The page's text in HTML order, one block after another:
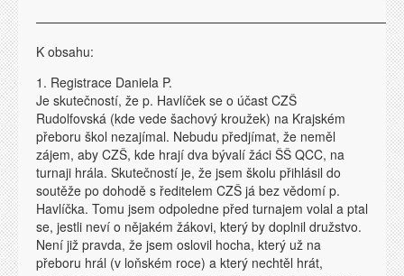
K obsahu:
1. Registrace Daniela P.
Je skutečností, že p. Havlíček se o účast CZŠ
Rudolfovská (kde vede šachový kroužek) na Krajském
přeboru škol nezajímal. Nebudu předjímat, že neměl
zájem, aby CZŠ, kde hrají dva bývalí žáci ŠŠ QCC, na
turnaji hrála. Skutečností je, že jsem školu přihlásil do
soutěže po dohodě s ředitelem CZŠ já bez vědomí p.
Havlíčka. Tomu jsem odpoledne před turnajem volal a ptal
se, jestli neví o nějakém žákovi, který by doplnil družstvo.
Není již pravda, že jsem oslovil hocha, který už na
přeboru hrál (v loňském roce) a který nechtěl hrát,